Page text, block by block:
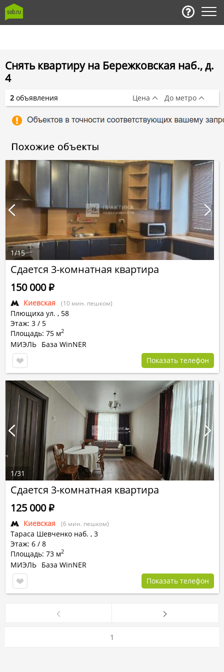
Снять квартиру на Бережковская наб., д.
4
Сдается 3-комнатная квартира
Киевская (10 мин. пешком)
Плющиха ул. , 58
Этаж: 3 / 5
Площадь: 75 м2
150 000Р
МИЭЛЬ База WinNER
Показать телефон
1/15
Сдается 3-комнатная квартира
Киевская (6 мин. пешком)
Тараса Шевченко наб. , 3
Этаж: 6 / 8
Площадь: 73 м2
125 000Р
МИЭЛЬ База WinNER
Показать телефон
1/31
2 объявления Цена До метро
1